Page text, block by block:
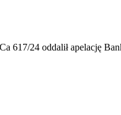
617/24 oddalił apelację